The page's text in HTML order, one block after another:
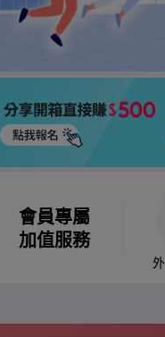
會員專屬
加值服務